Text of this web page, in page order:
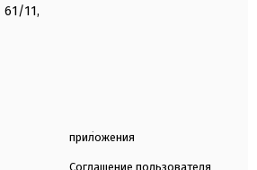
61/11,
приложения
Соглашение пользователя